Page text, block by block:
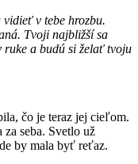
vidieť v tebe hrozbu.
Tvoji najbližší sa
ruke a budú si želať tvoju
čo je teraz jej cieľom.
seba. Svetlo už
by mala byť reťaz.